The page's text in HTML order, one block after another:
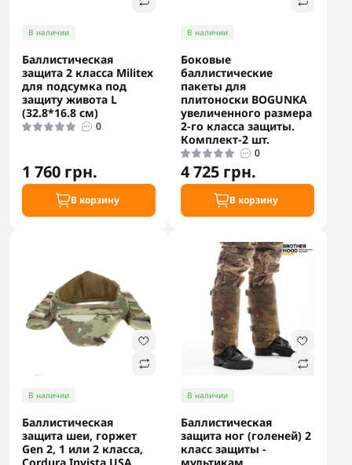
В наличии
Баллистическая
защита 2 класса Militex
для подсумка под
защиту живота L
(32.8*16.8 см)
0
1 760 грн.
В корзину
В наличии
Боковые
баллистические
пакеты для
плитоноски BOGUNKA
увеличенного размера
2-го класса защиты.
Комплект-2 шт.
0
4 725 грн.
В корзину
В наличии
Баллистическая
защита шеи, горжет
Gen 2, 1 или 2 класса,
В наличии
Баллистическая
защита ног (голеней) 2
класс защиты -